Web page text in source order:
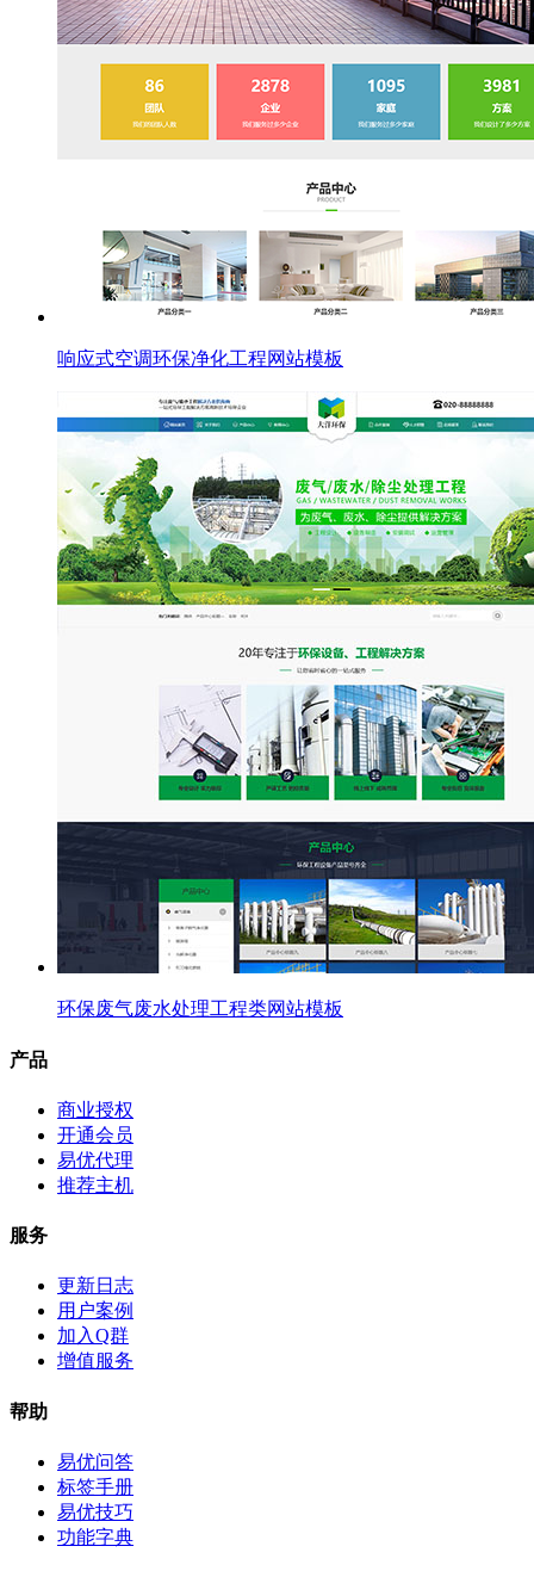
响应式空调环保净化工程网站模板
环保废气废水处理工程类网站模板
产品
商业授权
开通会员
易优代理
推荐主机
服务
更新日志
用户案例
加入Q群
增值服务
帮助
易优问答
标签手册
易优技巧
功能字典